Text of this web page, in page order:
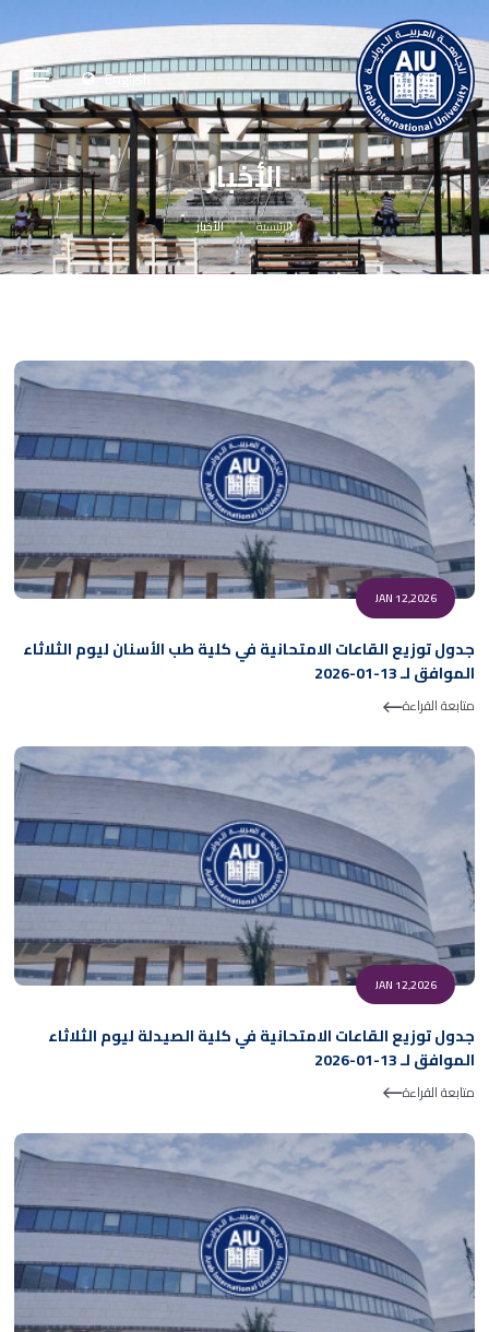
English
الأخبار
الرئيسية الأخبار
JAN 12,2026
جدول توزيع القاعات الامتحانية في كلية طب الأسنان ليوم الثلاثاء
الموافق لـ 13-01-2026
متابعة القراءة
JAN 12,2026
جدول توزيع القاعات الامتحانية في كلية الصيدلة ليوم الثلاثاء
الموافق لـ 13-01-2026
متابعة القراءة